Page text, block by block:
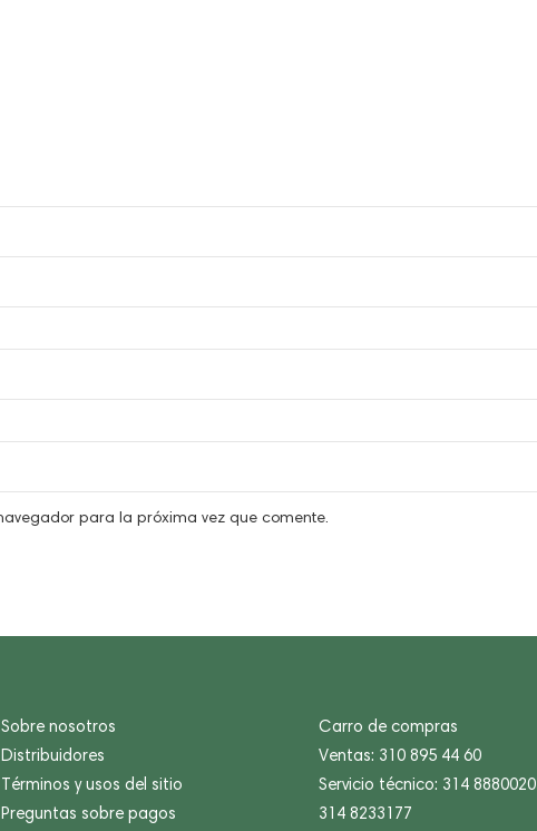
para la próxima vez que comente.
Sobre nosotros
Distribuidores
Términos y usos del sitio
Preguntas sobre pagos
Carro de compras
Ventas: 310 895 44 60
Servicio técnico: 314 8880020
314 8233177